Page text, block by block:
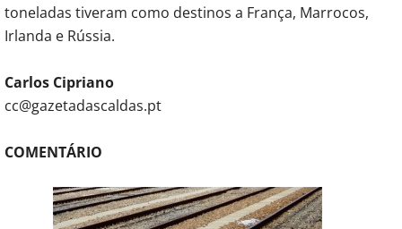
toneladas tiveram como destinos a França, Marrocos,
Irlanda e Rússia.
Carlos Cipriano
cc@gazetadascaldas.pt
COMENTÁRIO